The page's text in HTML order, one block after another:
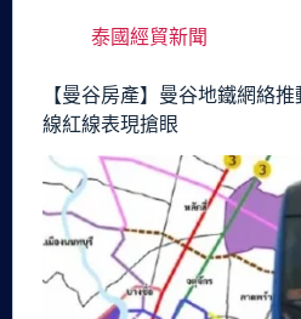
泰國經貿新聞
【曼谷房產】曼谷地鐵網絡
線紅線表現搶眼